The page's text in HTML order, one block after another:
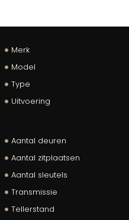
Merk
Model
Type
Uitvoering
Aantal deuren
Aantal zitplaatsen
Aantal sleutels
Transmissie
Tellerstand